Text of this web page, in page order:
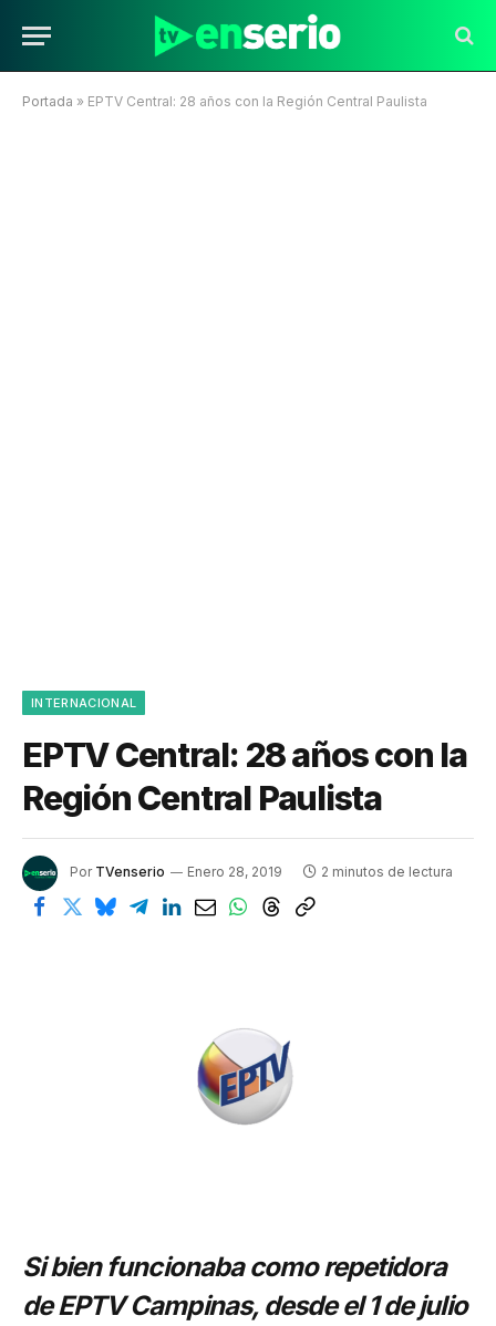
Portada » EPTV Central: 28 años con la Región Central Paulista
INTERNACIONAL
EPTV Central: 28 años con la
Región Central Paulista
Por TVenserio Enero 28, 2019 2 minutos de lectura
Si bien funcionaba como repetidora
de EPTV Campinas, desde el 1 de julio